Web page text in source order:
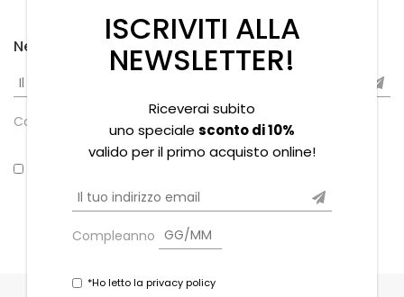
Newsletter
Compleanno
ISCRIVITI ALLA
NEWSLETTER!
Riceverai subito
uno speciale sconto di 10%
valido per il primo acquisto online!
Compleanno
*Ho letto la privacy policy